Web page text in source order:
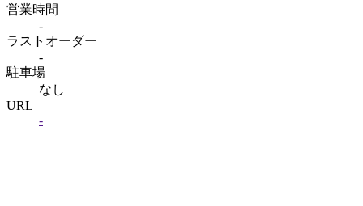
営業時間
-
ラストオーダー
-
駐車場
なし
URL
-